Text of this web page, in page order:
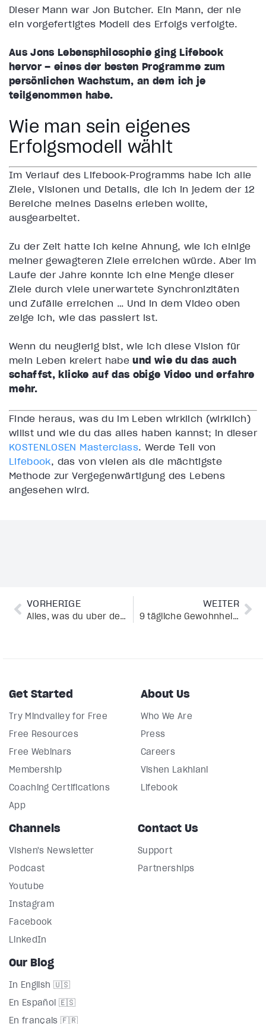
Dieser Mann war Jon Butcher. Ein Mann, der nie
ein vorgefertigtes Modell des Erfolgs verfolgte.
Aus Jons Lebensphilosophie ging Lifebook
hervor – eines der besten Programme zum
persönlichen Wachstum, an dem ich je
teilgenommen habe.
Wie man sein eigenes
Erfolgsmodell wählt
Im Verlauf des Lifebook-Programms habe ich alle
Ziele, Visionen und Details, die ich in jedem der 12
Bereiche meines Daseins erleben wollte,
ausgearbeitet.
Zu der Zeit hatte ich keine Ahnung, wie ich einige
meiner gewagteren Ziele erreichen würde. Aber im
Laufe der Jahre konnte ich eine Menge dieser
Ziele durch viele unerwartete Synchronizitäten
und Zufälle erreichen … Und in dem Video oben
zeige ich, wie das passiert ist.
Wenn du neugierig bist, wie ich diese Vision für
mein Leben kreiert habeund wie du das auch
schaffst, klicke auf das obige Video und erfahre
mehr.
Finde heraus, was du im Leben wirklich (wirklich)
willst und wie du das alles haben kannst; in dieser
KOSTENLOSEN Masterclass. Werde Teil von
Lifebook, das von vielen als die mächtigste
Methode zur Vergegenwärtigung des Lebens
angesehen wird.
VORHERIGE
Alles, was du über den Dualitäts-Kurs, mit Jeffrey Allen, wissen musst.
WEITER
9 tägliche Gewohnheiten für ein außergewöhnliches Leben, die beweisen, dass du alles haben kannst
Get Started
Try Mindvalley for Free
Free Resources
Free Webinars
Membership
Coaching Certifications
App
About Us
Who We Are
Press
Careers
Vishen Lakhiani
Lifebook
Channels
Vishen's Newsletter
Podcast
Youtube
Instagram
Facebook
LinkedIn
Contact Us
Support
Partnerships
Our Blog
In English 🇺🇸
En Español 🇪🇸
En français 🇫🇷